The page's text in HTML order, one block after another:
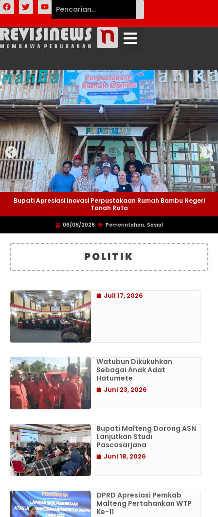
Bupati Apresiasi Inovasi Perpustakaan Rumah Bambu Negeri
Tanah Rata
06/08/2026 Pemerintahan, Sosial
POLITIK
Juli 17, 2026
Watubun Dikukuhkan
Sebagai Anak Adat
Hatumete
Juni 23, 2026
Bupati Malteng Dorong ASN
Lanjutkan Studi
Pascasarjana
Juni 18, 2026
DPRD Apresiasi Pemkab
Malteng Pertahankan WTP
Ke-11